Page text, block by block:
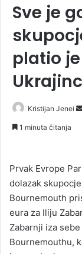
Sve je
platio
Kristijan Jenei
1 minuta čitanja
Prvak Evrope
dolazak
Bournemouth
eura za Iliju
Zabarnji iza
Bournemouthu,